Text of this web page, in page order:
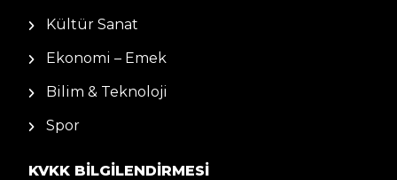
Kültür Sanat
Ekonomi – Emek
Bilim & Teknoloji
Spor
KVKK BILGILENDIRMESI